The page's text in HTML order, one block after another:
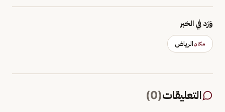
وَرَد في الخبر
مكانالرياض
التعليقات(
0
)